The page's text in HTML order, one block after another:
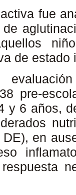
fue
de
de
pre-
y 6 años,
en